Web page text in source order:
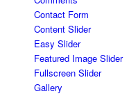
Contact Form
Content Slider
Easy Slider
Featured Image Slider
Fullscreen Slider
Gallery